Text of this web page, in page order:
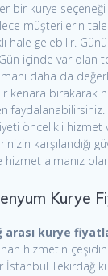
bir kurye
müşterilerin
hale gelebilir.
içinde var olan
daha da
kenara bırakarak
faydalanabilirsiniz.
öncelikli hizmet
karşılandığı
hizmet almanız
Kurye
kurye
hizmetin
İstanbul Tekirdağ